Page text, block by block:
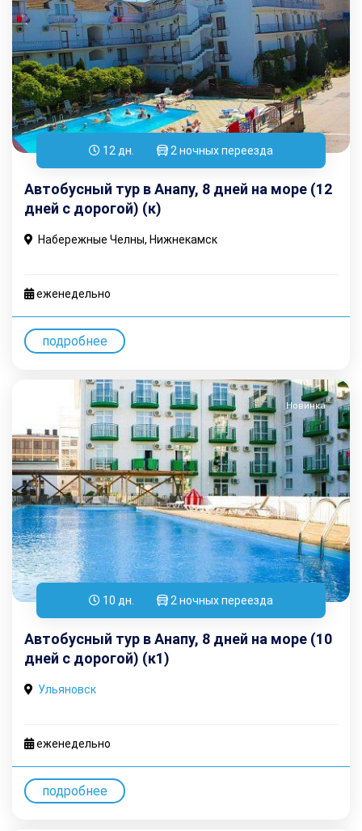
12 дн. 2 ночных переезда
Автобусный тур в Анапу, 8 дней на море (12
дней с дорогой) (к)
Набережные Челны, Нижнекамск
еженедельно
подробнее
Новинка
10 дн. 2 ночных переезда
Автобусный тур в Анапу, 8 дней на море (10
дней с дорогой) (к1)
Ульяновск
еженедельно
подробнее